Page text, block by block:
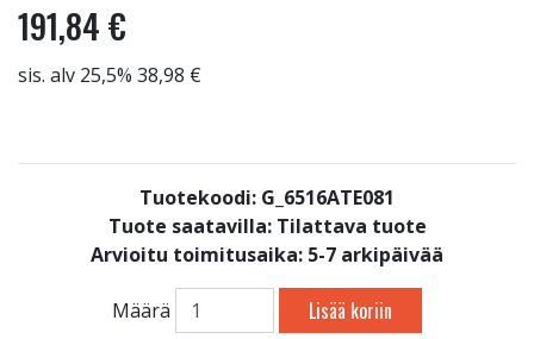
191,84 €
sis. alv 25,5% 38,98 €
Tuotekoodi: G_6516ATE081
Tuote saatavilla: Tilattava tuote
Arvioitu toimitusaika: 5-7 arkipäivää
Määrä Lisää koriin